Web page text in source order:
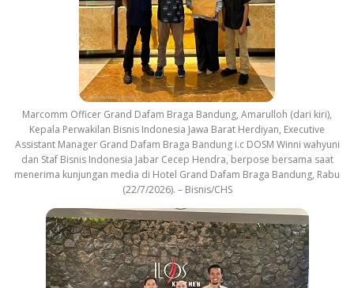
Marcomm Officer Grand Dafam Braga Bandung, Amarulloh (dari kiri),
Kepala Perwakilan Bisnis Indonesia Jawa Barat Herdiyan, Executive
Assistant Manager Grand Dafam Braga Bandung i.c DOSM Winni wahyuni
dan Staf Bisnis Indonesia Jabar Cecep Hendra, berpose bersama saat
menerima kunjungan media di Hotel Grand Dafam Braga Bandung, Rabu
(22/7/2026). – Bisnis/CHS